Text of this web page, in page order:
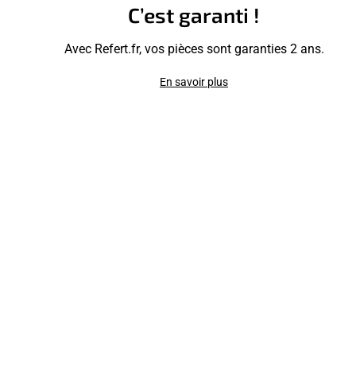
C’est garanti !
Avec Refert.fr, vos pièces sont garanties 2 ans.
En savoir plus